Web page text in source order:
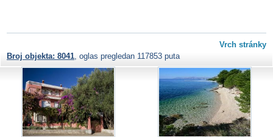
Vrch stránky
Broj objekta: 8041 , oglas pregledan 117853 puta